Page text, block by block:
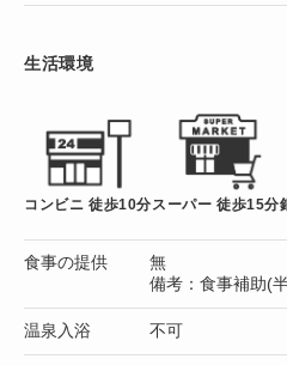
生活環境
コンビニ 徒歩10分 スーパー 徒歩15分
食事の提供
無
備考：食事補助(
温泉入浴 不可